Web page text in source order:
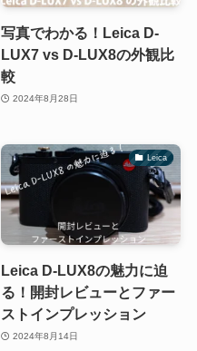
写真でわかる！Leica D-
LUX7 vs D-LUX8の外観比
較
2024年8月28日
Leica
Leica D-LUX8の魅力に迫
る！開封レビューとファー
ストインプレッション
2024年8月14日